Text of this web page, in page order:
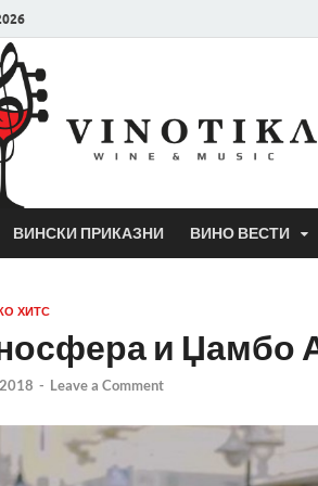
ВИНСКИ ПРИКАЗНИ ВИНО ВЕСТИ
ХИТС
и Џамбо
- Leave a Comment